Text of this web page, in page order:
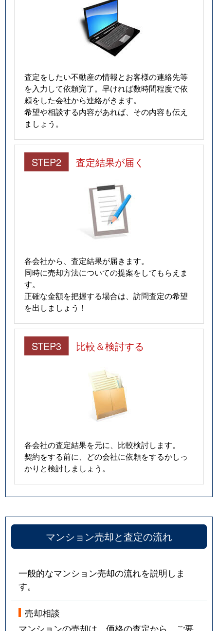
査定をしたい不動産の情報とお客様の連絡先等
を入力して依頼完了。早ければ数時間程度で依
頼をした会社から連絡がきます。
希望や相談する内容があれば、その内容も伝え
ましょう。
STEP2 査定結果が届く
各会社から、査定結果が届きます。
同時に売却方法についての提案をしてもらえま
す。
正確な金額を把握する場合は、訪問査定の希望
を出しましょう！
STEP3 比較＆検討する
各会社の査定結果を元に、比較検討します。
契約をする前に、どの会社に依頼をするかしっ
かりと検討しましょう。
マンション売却と査定の流れ
一般的なマンション売却の流れを説明しま
す。
売却相談
マンションの売却は、価格の査定から。ご要